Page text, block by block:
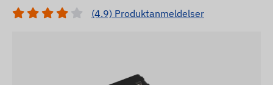
(4.9) Produktanmeldelser